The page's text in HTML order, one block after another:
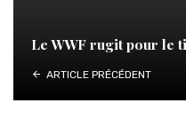
Le WWF rugit pour le
ARTICLE PRÉCÉDENT